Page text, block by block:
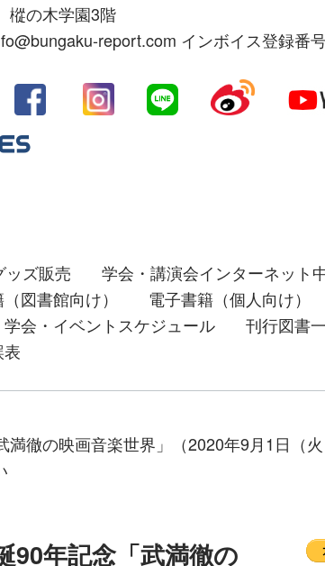
の木学園3階
report.com インボイス登録番
ッズ販売
学会・講演会インターネット
図書館向け） 電子書籍（個人向け）
学会・イベントスケジュール 刊行図書
表
徹の映画音楽世界」（2020年9月1日（
90年記念「武満徹の